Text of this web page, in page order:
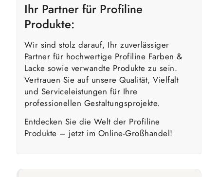
Ihr Partner für Profiline
Produkte:
Wir sind stolz darauf, Ihr zuverlässiger
Partner für hochwertige Profiline Farben &
Lacke sowie verwandte Produkte zu sein.
Vertrauen Sie auf unsere Qualität, Vielfalt
und Serviceleistungen für Ihre
professionellen Gestaltungsprojekte.
Entdecken Sie die Welt der Profiline
Produkte – jetzt im Online-Großhandel!